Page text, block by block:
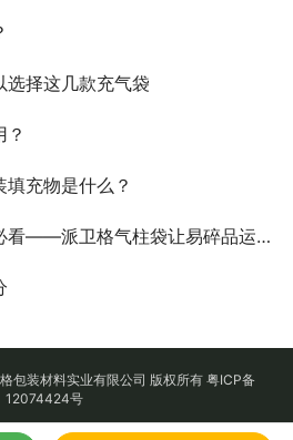
选择这几款充气袋
充物是什么？
卫格气柱袋让易碎品运输化险为夷！
包装材料实业有限公司 版权所有 粤ICP备
12074424号